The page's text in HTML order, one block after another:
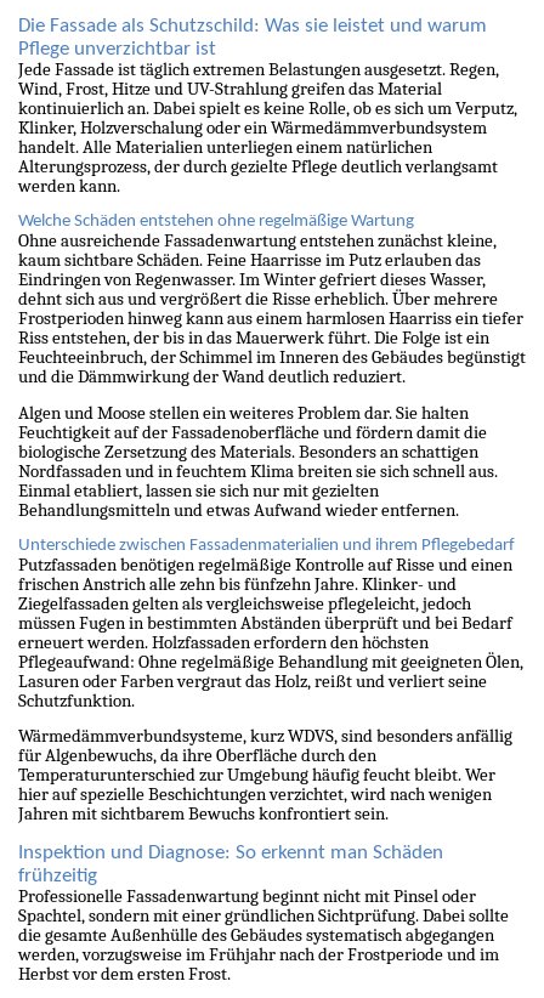
Die Fassade als Schutzschild: Was sie leistet und warum
Pflege unverzichtbar ist
Jede Fassade ist täglich extremen Belastungen ausgesetzt. Regen,
Wind, Frost, Hitze und UV-Strahlung greifen das Material
kontinuierlich an. Dabei spielt es keine Rolle, ob es sich um Verputz,
Klinker, Holzverschalung oder ein Wärmedämmverbundsystem
handelt. Alle Materialien unterliegen einem natürlichen
Alterungsprozess, der durch gezielte Pflege deutlich verlangsamt
werden kann.
Welche Schäden entstehen ohne regelmäßige Wartung
Ohne ausreichende Fassadenwartung entstehen zunächst kleine,
kaum sichtbare Schäden. Feine Haarrisse im Putz erlauben das
Eindringen von Regenwasser. Im Winter gefriert dieses Wasser,
dehnt sich aus und vergrößert die Risse erheblich. Über mehrere
Frostperioden hinweg kann aus einem harmlosen Haarriss ein tiefer
Riss entstehen, der bis in das Mauerwerk führt. Die Folge ist ein
Feuchteeinbruch, der Schimmel im Inneren des Gebäudes begünstigt
und die Dämmwirkung der Wand deutlich reduziert.
Algen und Moose stellen ein weiteres Problem dar. Sie halten
Feuchtigkeit auf der Fassadenoberfläche und fördern damit die
biologische Zersetzung des Materials. Besonders an schattigen
Nordfassaden und in feuchtem Klima breiten sie sich schnell aus.
Einmal etabliert, lassen sie sich nur mit gezielten
Behandlungsmitteln und etwas Aufwand wieder entfernen.
Unterschiede zwischen Fassadenmaterialien und ihrem Pflegebedarf
Putzfassaden benötigen regelmäßige Kontrolle auf Risse und einen
frischen Anstrich alle zehn bis fünfzehn Jahre. Klinker- und
Ziegelfassaden gelten als vergleichsweise pflegeleicht, jedoch
müssen Fugen in bestimmten Abständen überprüft und bei Bedarf
erneuert werden. Holzfassaden erfordern den höchsten
Pflegeaufwand: Ohne regelmäßige Behandlung mit geeigneten Ölen,
Lasuren oder Farben vergraut das Holz, reißt und verliert seine
Schutzfunktion.
Wärmedämmverbundsysteme, kurz WDVS, sind besonders anfällig
für Algenbewuchs, da ihre Oberfläche durch den
Temperaturunterschied zur Umgebung häufig feucht bleibt. Wer
hier auf spezielle Beschichtungen verzichtet, wird nach wenigen
Jahren mit sichtbarem Bewuchs konfrontiert sein.
Inspektion und Diagnose: So erkennt man Schäden
frühzeitig
Professionelle Fassadenwartung beginnt nicht mit Pinsel oder
Spachtel, sondern mit einer gründlichen Sichtprüfung. Dabei sollte
die gesamte Außenhülle des Gebäudes systematisch abgegangen
werden, vorzugsweise im Frühjahr nach der Frostperiode und im
Herbst vor dem ersten Frost.